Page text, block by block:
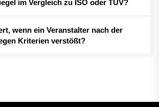
im Vergleich zu ISO oder TÜV?
wenn ein Veranstalter nach der
Kriterien verstößt?